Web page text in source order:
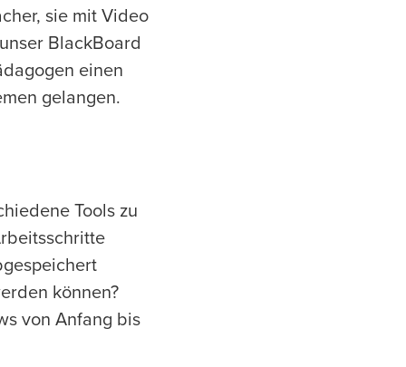
sie mit Video
BlackBoard
einen
gelangen.
Tools zu
können?
von Anfang bis